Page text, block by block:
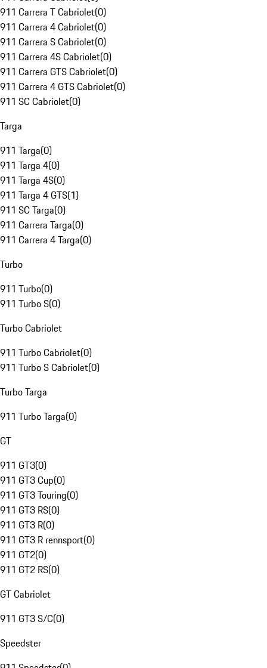
911 Carrera T Cabriolet(0)
911 Carrera 4 Cabriolet(0)
911 Carrera S Cabriolet(0)
911 Carrera 4S Cabriolet(0)
911 Carrera GTS Cabriolet(0)
911 Carrera 4 GTS Cabriolet(0)
911 SC Cabriolet(0)
Targa
911 Targa(0)
911 Targa 4(0)
911 Targa 4S(0)
911 Targa 4 GTS(1)
911 SC Targa(0)
911 Carrera Targa(0)
911 Carrera 4 Targa(0)
Turbo
911 Turbo(0)
911 Turbo S(0)
Turbo Cabriolet
911 Turbo Cabriolet(0)
911 Turbo S Cabriolet(0)
Turbo Targa
911 Turbo Targa(0)
GT
911 GT3(0)
911 GT3 Cup(0)
911 GT3 Touring(0)
911 GT3 RS(0)
911 GT3 R(0)
911 GT3 R rennsport(0)
911 GT2(0)
911 GT2 RS(0)
GT Cabriolet
911 GT3 S/C(0)
Speedster